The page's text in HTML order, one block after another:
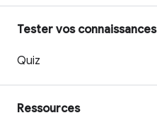
Tester vos connaissances
Quiz
Ressources